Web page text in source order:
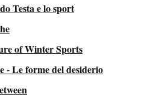
Testa e lo sport
of Winter Sports
- Le forme del desiderio